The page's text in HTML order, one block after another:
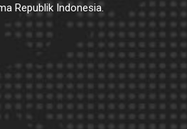
Republik Indonesia.